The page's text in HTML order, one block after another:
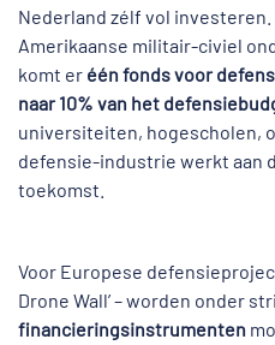
Nederland zélf vol investeren.
Amerikaanse militair-civiel
komt er één fonds voor
naar 10% van het
universiteiten, hogescholen,
defensie-industrie werkt aan
toekomst.
Voor Europese
Drone Wall’ – worden onder
financieringsinstrumenten